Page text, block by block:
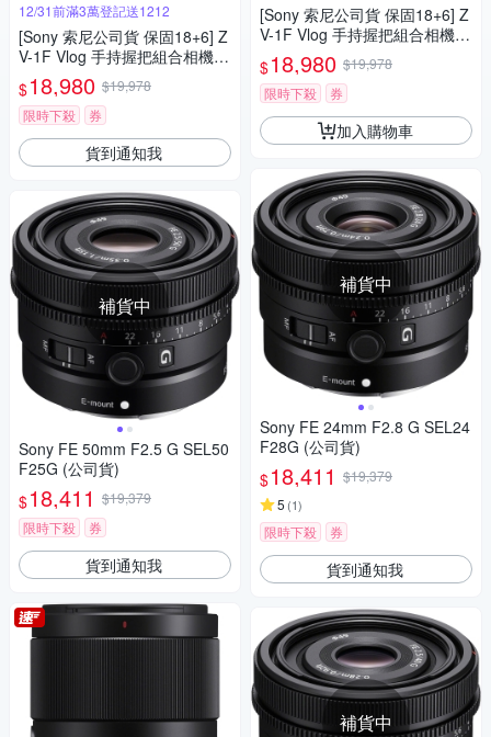
12/31前滿3萬登記送1212
[Sony 索尼公司貨 保固18+6] Z
V-1F Vlog 手持握把組合相機
(網紅新手/生活隨拍)
$18,980 $19,978
限時下殺
券
貨到通知我
補貨中
Sony FE 50mm F2.5 G SEL50
F25G (公司貨)
$18,411 $19,379
限時下殺
券
貨到通知我
[Sony 索尼公司貨 保固18+6] Z
V-1F Vlog 手持握把組合相機
(網紅新手/生活隨拍)
$18,980 $19,978
限時下殺
券
加入購物車
補貨中
Sony FE 24mm F2.8 G SEL24
F28G (公司貨)
$18,411 $19,379
5 (1)
限時下殺 券
貨到通知我
補貨中